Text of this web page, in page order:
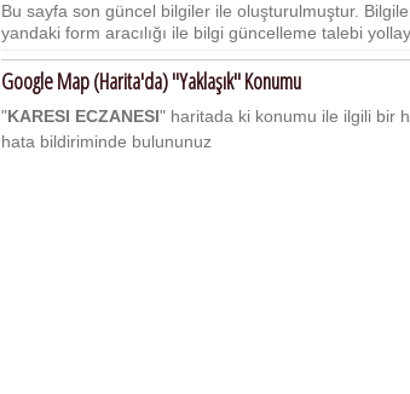
Bu sayfa son güncel bilgiler ile oluşturulmuştur.
yandaki form aracılığı ile bilgi güncelleme talebi
Google Map (Harita'da) "Yaklaşık" Konumu
"KARESI ECZANESI" haritada ki konumu ile ilgili bir
hata bildiriminde bulununuz